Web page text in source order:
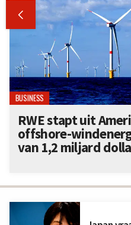

BUSINESS
RWE stapt uit
offshore-
van 1,2 miljard